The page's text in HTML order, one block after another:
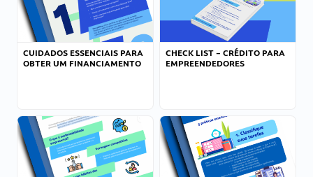
CUIDADOS ESSENCIAIS PARA
OBTER UM FINANCIAMENTO
CHECK LIST – CRÉDITO PARA
EMPREENDEDORES